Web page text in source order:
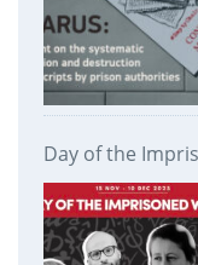
Day of the